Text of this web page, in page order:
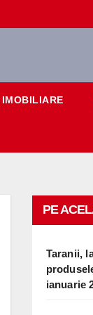
IMOBILIARE
PE
Taranii,
ianuarie